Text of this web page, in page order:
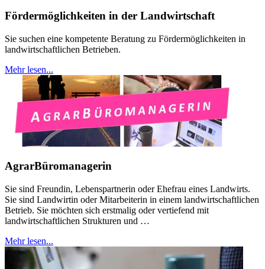
Fördermöglichkeiten in der Landwirtschaft
Sie suchen eine kompetente Beratung zu Fördermöglichkeiten in
landwirtschaftlichen Betrieben.
Mehr lesen...
AgrarBüromanagerin
Sie sind Freundin, Lebenspartnerin oder Ehefrau eines Landwirts.
Sie sind Landwirtin oder Mitarbeiterin in einem landwirtschaftlichen
Betrieb. Sie möchten sich erstmalig oder vertiefend mit
landwirtschaftlichen Strukturen und …
Mehr lesen...